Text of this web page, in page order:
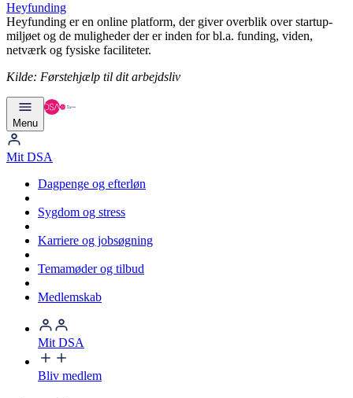
Heyfunding
Heyfunding er en online platform, der giver overblik over startup-
miljøet og de muligheder der er inden for bl.a. funding, viden,
netværk og fysiske faciliteter.
Kilde: Førstehjælp til dit arbejdsliv
Menu
Mit DSA
Dagpenge og efterløn
Sygdom og stress
Karriere og jobsøgning
Temamøder og tilbud
Medlemskab
Mit DSA
Bliv medlem